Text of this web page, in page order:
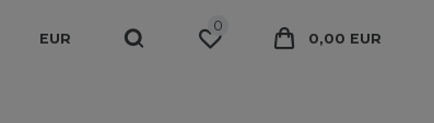
EUR
0
0,00 EUR